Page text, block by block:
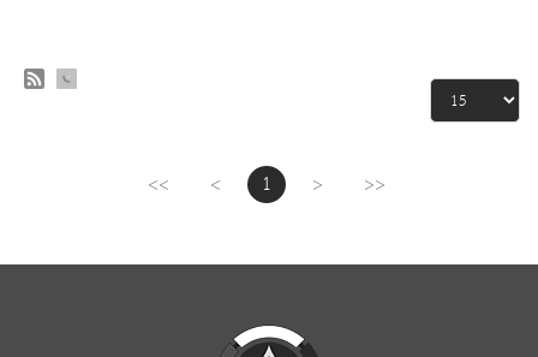
<< < 1 > >>